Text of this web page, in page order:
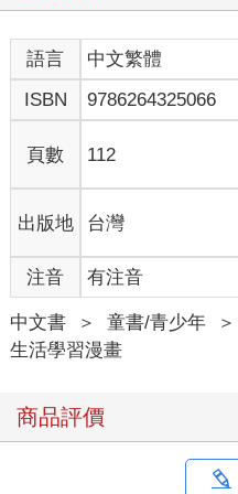
語言 中文繁體
ISBN
9786264325066
頁數 112
出版地 台灣
注音 有注音
中文書 ＞ 童書/青少年 ＞
生活學習漫畫
商品評價